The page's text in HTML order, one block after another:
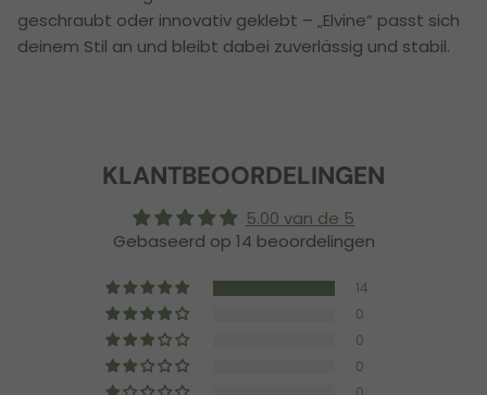
geschraubt oder innovativ geklebt – „Elvine“ passt sich
deinem Stil an und bleibt dabei zuverlässig und stabil.
KLANTBEOORDELINGEN
5.00 van de 5
Gebaseerd op 14 beoordelingen
14
0
0
0